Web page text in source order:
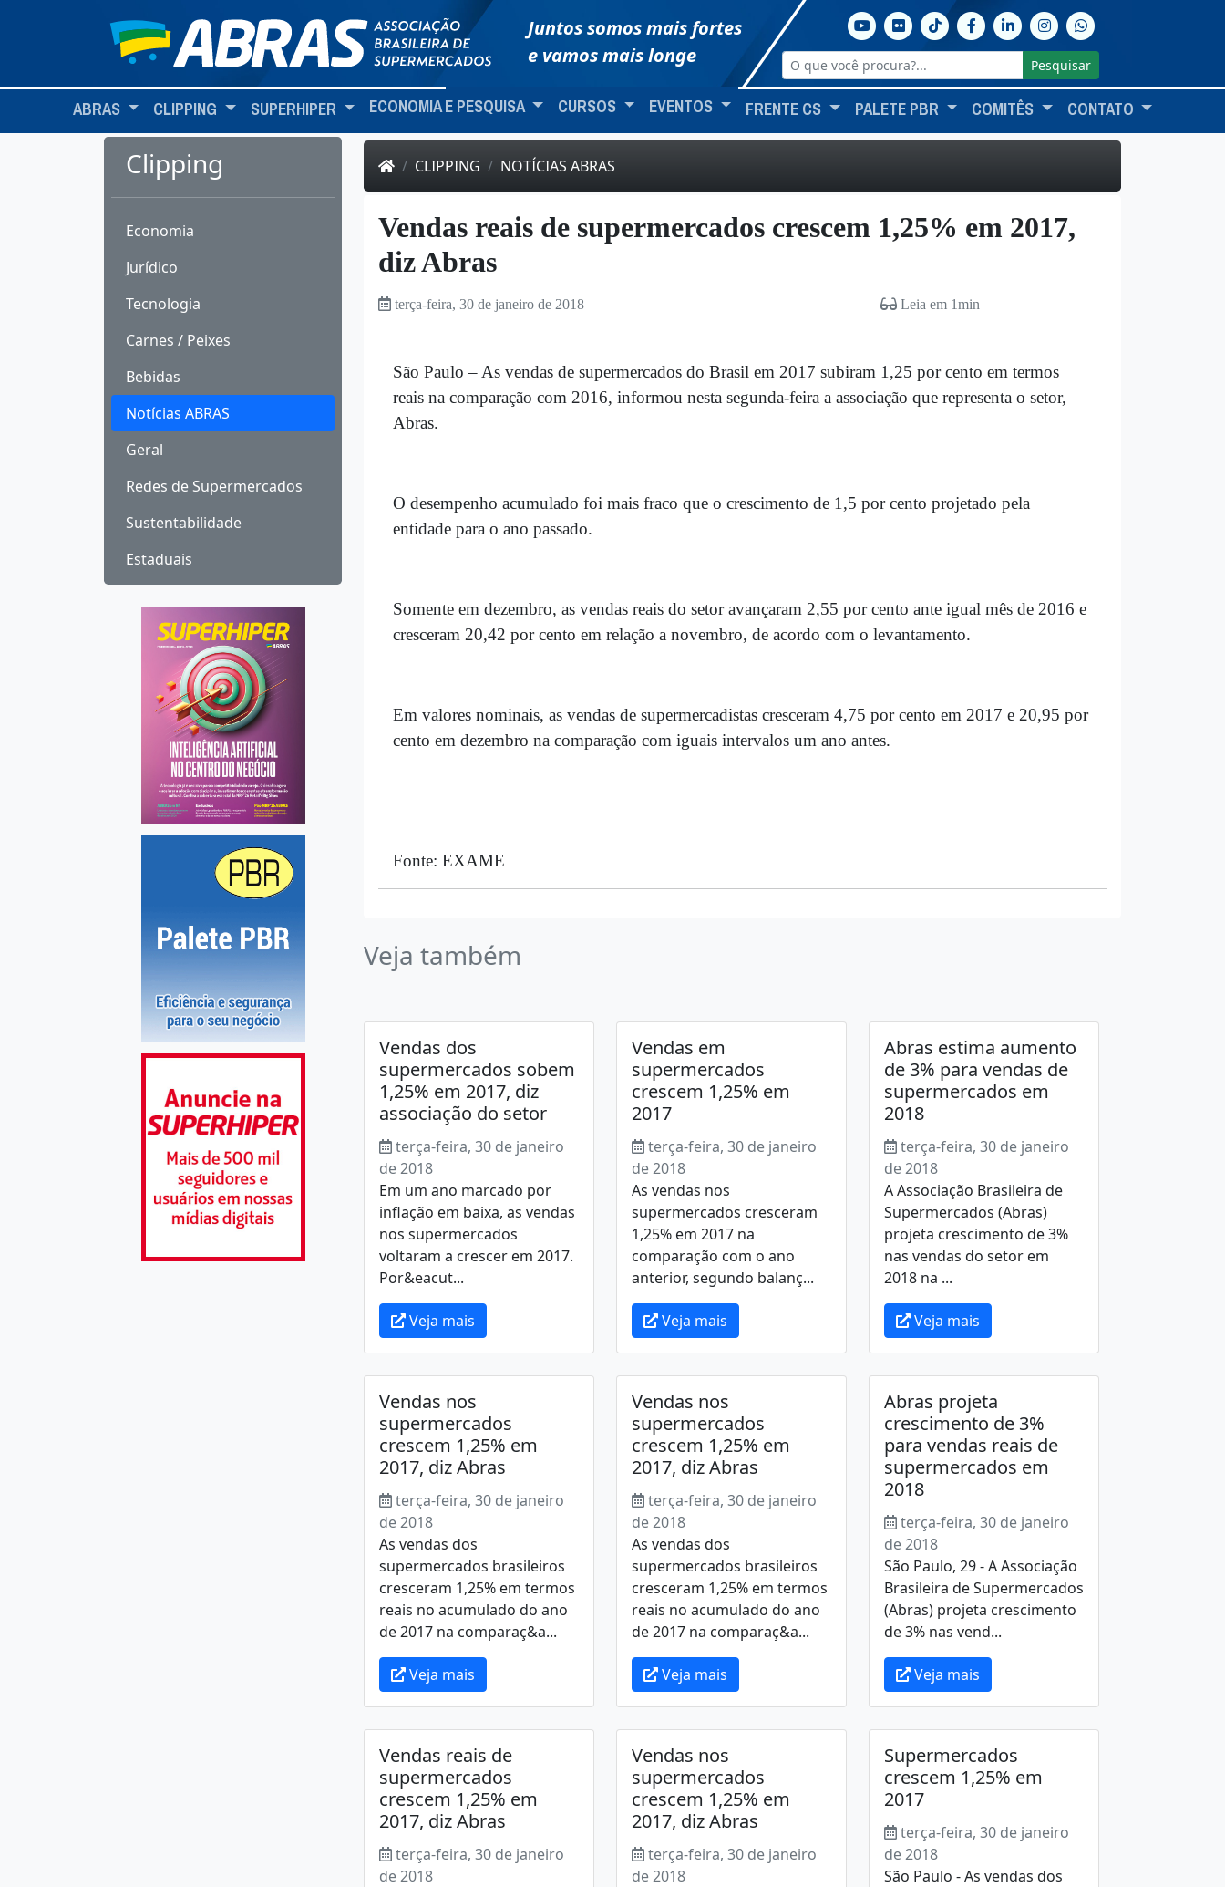
Juntos somos mais fortes
e vamos mais longe
Pesquisar
ABRAS CLIPPING SUPERHIPER ECONOMIA E PESQUISA CURSOS EVENTOS FRENTE CS PALETE PBR COMITÊS CONTATO
Clipping
Economia
Jurídico
Tecnologia
Carnes / Peixes
Bebidas
Notícias ABRAS
Geral
Redes de Supermercados
Sustentabilidade
Estaduais
CLIPPING NOTÍCIAS ABRAS
Vendas reais de supermercados crescem 1,25% em 2017,
diz Abras
terça-feira, 30 de janeiro de 2018 Leia em 1min
São Paulo – As vendas de supermercados do Brasil em 2017 subiram 1,25 por cento em termos
reais na comparação com 2016, informou nesta segunda-feira a associação que representa o setor,
Abras.
O desempenho acumulado foi mais fraco que o crescimento de 1,5 por cento projetado pela
entidade para o ano passado.
Somente em dezembro, as vendas reais do setor avançaram 2,55 por cento ante igual mês de 2016 e
cresceram 20,42 por cento em relação a novembro, de acordo com o levantamento.
Em valores nominais, as vendas de supermercadistas cresceram 4,75 por cento em 2017 e 20,95 por
cento em dezembro na comparação com iguais intervalos um ano antes.
Fonte: EXAME
Veja também
Vendas dos
supermercados sobem
1,25% em 2017, diz
associação do setor
terça-feira, 30 de janeiro
de 2018
Em um ano marcado por
inflação em baixa, as vendas
nos supermercados
voltaram a crescer em 2017.
Por&eacut...
Veja mais
Vendas em
supermercados
crescem 1,25% em
2017
terça-feira, 30 de janeiro
de 2018
As vendas nos
supermercados cresceram
1,25% em 2017 na
comparação com o ano
anterior, segundo balanç...
Veja mais
Abras estima aumento
de 3% para vendas de
supermercados em
2018
terça-feira, 30 de janeiro
de 2018
A Associação Brasileira de
Supermercados (Abras)
projeta crescimento de 3%
nas vendas do setor em
2018 na ...
Veja mais
Vendas nos
supermercados
crescem 1,25% em
2017, diz Abras
terça-feira, 30 de janeiro
de 2018
As vendas dos
supermercados brasileiros
cresceram 1,25% em termos
reais no acumulado do ano
de 2017 na comparaç&a...
Veja mais
Vendas nos
supermercados
crescem 1,25% em
2017, diz Abras
terça-feira, 30 de janeiro
de 2018
As vendas dos
supermercados brasileiros
cresceram 1,25% em termos
reais no acumulado do ano
de 2017 na comparaç&a...
Veja mais
Abras projeta
crescimento de 3%
para vendas reais de
supermercados em
2018
terça-feira, 30 de janeiro
de 2018
São Paulo, 29 - A Associação
Brasileira de Supermercados
(Abras) projeta crescimento
de 3% nas vend...
Veja mais
Vendas reais de
supermercados
crescem 1,25% em
2017, diz Abras
terça-feira, 30 de janeiro
de 2018
Vendas nos
supermercados
crescem 1,25% em
2017, diz Abras
terça-feira, 30 de janeiro
de 2018
Supermercados
crescem 1,25% em
2017
terça-feira, 30 de janeiro
de 2018
São Paulo - As vendas dos